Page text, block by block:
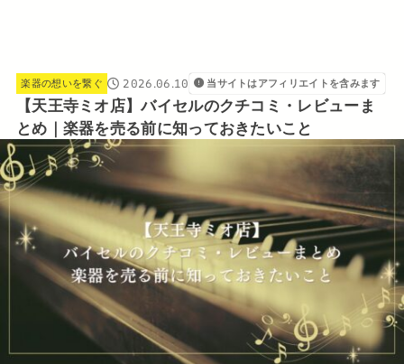
楽器の想いを繋ぐ 2026.06.10 当サイトはアフィリエイトを含みます
【天王寺ミオ店】バイセルのクチコミ・レビューま
とめ｜楽器を売る前に知っておきたいこと